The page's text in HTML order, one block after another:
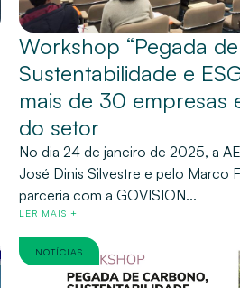
Workshop “Pegada
Sustentabilidade e
mais de 30 empresas
do setor
No dia 24 de janeiro de 2025, a
José Dinis Silvestre e pelo Marco
parceria com a GOVISION...
LER MAIS +
NOTÍCIAS